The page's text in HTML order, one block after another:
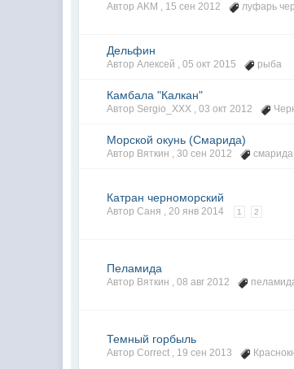
Автор AKM , 15 сен 2012 луфарь
Дельфин
Автор Алексей ,05 окт 2015 рыба
Камбала "Калкан"
Автор Sergio_XXX ,03 окт 2012
Морской окунь (Смарида)
Автор Вяткин ,30 сен 2012
Катран черноморский
Автор Саня ,20 янв 2014 1 2
Пеламида
Автор Вяткин ,08 авг 2012
Темный горбыль
Автор Correct , 19 сен 2013